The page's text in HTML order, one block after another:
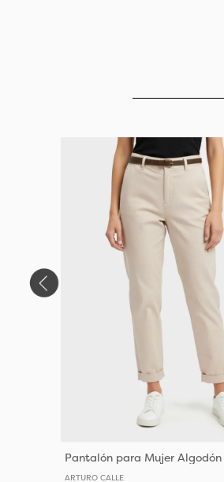
ARTURO CALLE